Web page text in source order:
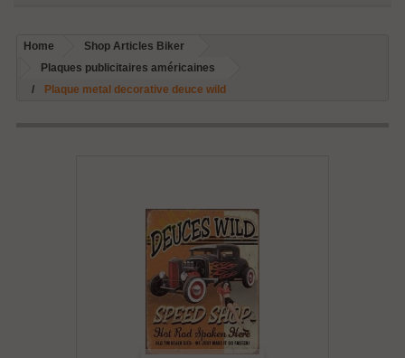
Home
Shop Articles Biker
Plaques publicitaires américaines
Plaque metal decorative deuce wild